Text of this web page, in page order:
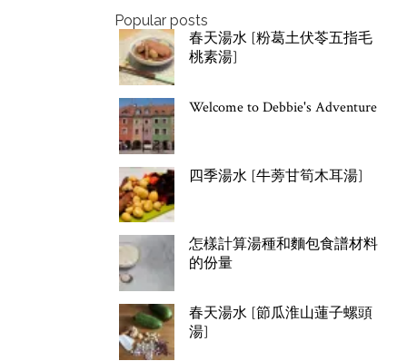
Popular posts
春天湯水 [粉葛土伏苓五指毛
桃素湯]
Welcome to Debbie's Adventure
四季湯水 [牛蒡甘筍木耳湯]
怎樣計算湯種和麵包食譜材料
的份量
春天湯水 [節瓜淮山蓮子螺頭
湯]